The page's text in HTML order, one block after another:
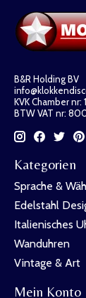
B&R Holding BV
KVK Chamber nr:
BTW VAT nr:
Kategorien
Sprache &
Edelstahl
Italienisches
Wanduhren
Vintage & Art
Mein Konto